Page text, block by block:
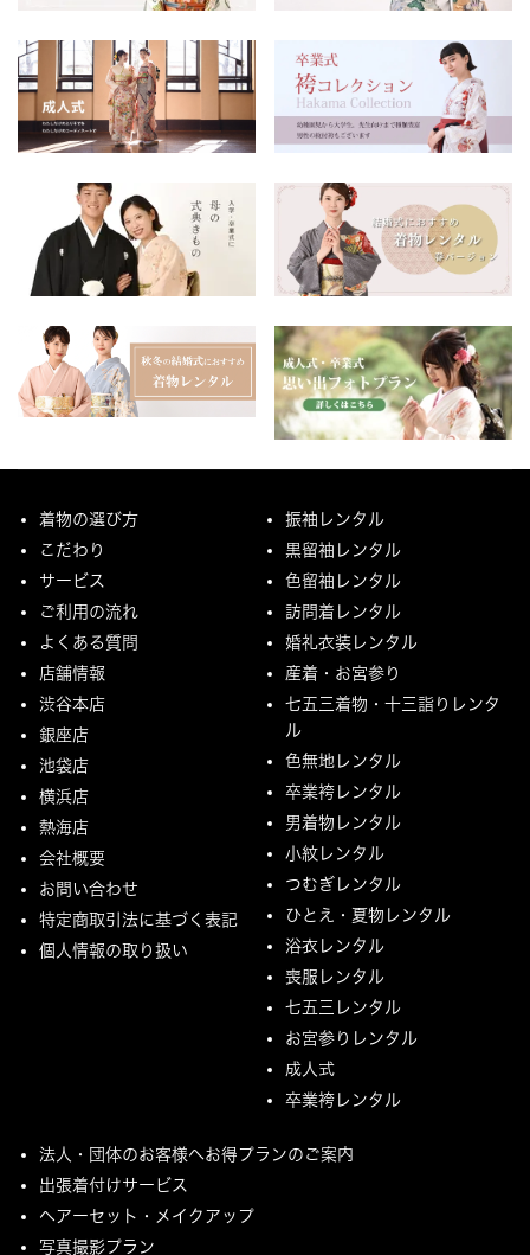
着物の選び方
こだわり
サービス
ご利用の流れ
よくある質問
店舗情報
渋谷本店
銀座店
池袋店
横浜店
熱海店
会社概要
お問い合わせ
特定商取引法に基づく表記
個人情報の取り扱い
振袖レンタル
黒留袖レンタル
色留袖レンタル
訪問着レンタル
婚礼衣装レンタル
産着・お宮参り
七五三着物・十三詣りレンタ
ル
色無地レンタル
卒業袴レンタル
男着物レンタル
小紋レンタル
つむぎレンタル
ひとえ・夏物レンタル
浴衣レンタル
喪服レンタル
七五三レンタル
お宮参りレンタル
成人式
卒業袴レンタル
法人・団体のお客様へお得プランのご案内
出張着付けサービス
ヘアーセット・メイクアップ
写真撮影プラン